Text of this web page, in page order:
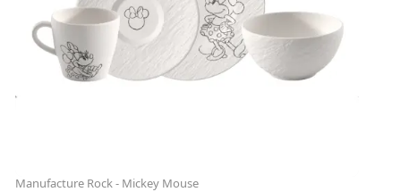
Manufacture Rock - Mickey Mouse